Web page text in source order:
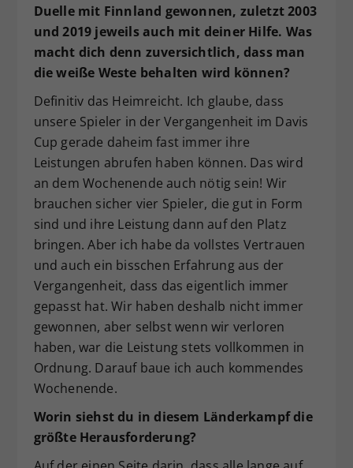
Duelle mit Finnland gewonnen, zuletzt 2003
und 2019 jeweils auch mit deiner Hilfe. Was
macht dich denn zuversichtlich, dass man
die weiße Weste behalten wird können?
Definitiv das Heimreicht. Ich glaube, dass
unsere Spieler in der Vergangenheit im Davis
Cup gerade daheim fast immer ihre
Leistungen abrufen haben können. Das wird
an dem Wochenende auch nötig sein! Wir
brauchen sicher vier Spieler, die gut in Form
sind und ihre Leistung dann auf den Platz
bringen. Aber ich habe da vollstes Vertrauen
und auch ein bisschen Erfahrung aus der
Vergangenheit, dass das eigentlich immer
gepasst hat. Wir haben deshalb nicht immer
gewonnen, aber selbst wenn wir verloren
haben, war die Leistung stets vollkommen in
Ordnung. Darauf baue ich auch kommendes
Wochenende.
Worin siehst du in diesem Länderkampf die
größte Herausforderung?